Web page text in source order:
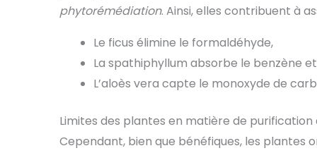
phytorémédiation. Ainsi, elles contribuent à
Le ficus élimine le formaldéhyde,
La spathiphyllum absorbe le benzène
L’aloès vera capte le monoxyde de
Limites des plantes en matière de purification
Cependant, bien que bénéfiques, les plantes